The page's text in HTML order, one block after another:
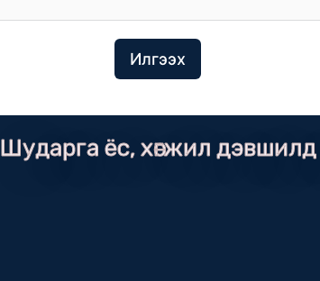
Илгээх
Шударга ёс, хөгжил дэвшилд